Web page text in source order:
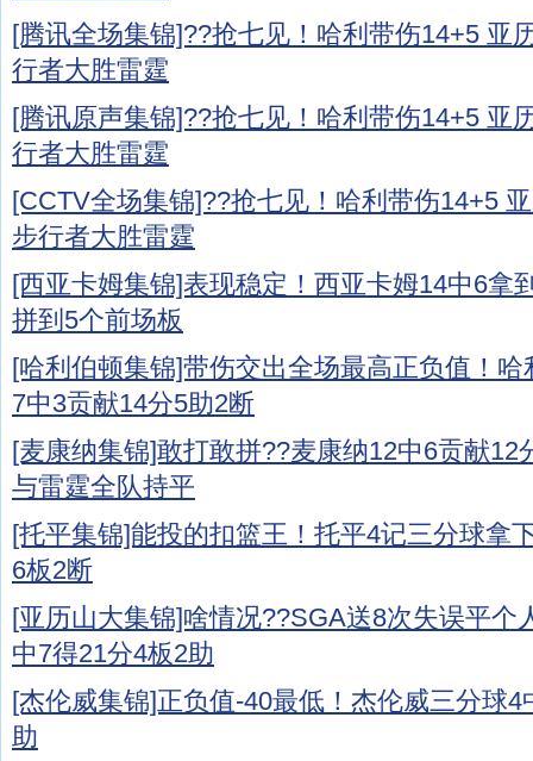
[腾讯全场集锦]??抢七见！哈利带伤14+5 亚
行者大胜雷霆
[腾讯原声集锦]??抢七见！哈利带伤14+5 亚
行者大胜雷霆
[CCTV全场集锦]??抢七见！哈利带伤14+5
步行者大胜雷霆
[西亚卡姆集锦]表现稳定！西亚卡姆14中6拿
拼到5个前场板
[哈利伯顿集锦]带伤交出全场最高正负值！
7中3贡献14分5助2断
[麦康纳集锦]敢打敢拼??麦康纳12中6贡献12
与雷霆全队持平
[托平集锦]能投的扣篮王！托平4记三分球拿
6板2断
[亚历山大集锦]啥情况??SGA送8次失误平个
中7得21分4板2助
[杰伦威集锦]正负值-40最低！杰伦威三分球4
助